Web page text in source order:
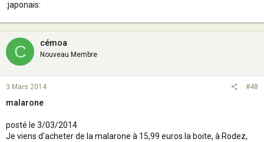
:japonais:
C cémoa
Nouveau Membre
3 Mars 2014 #48
malarone
posté le 3/03/2014
Je viens d'acheter de la malarone à 15,99 euros la boite, à Rodez,